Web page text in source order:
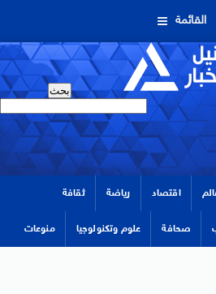
القائمة
اقتصاد رياضة ثقافة
صحافة علوم وتكنولوجيا منوعات